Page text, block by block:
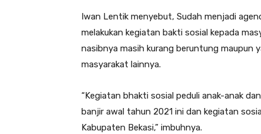
Iwan Lentik menyebut, Sudah menjadi
melakukan kegiatan bakti sosial kepada
nasibnya masih kurang beruntung maupun
masyarakat lainnya.
“Kegiatan bhakti sosial peduli anak-anak
banjir awal tahun 2021 ini dan kegiatan
Kabupaten Bekasi,” imbuhnya.